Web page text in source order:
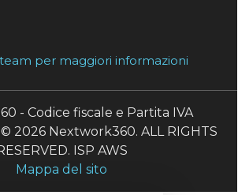
per maggiori informazioni
- Codice fiscale e Partita IVA
2026 Nextwork360. ALL RIGHTS
ISP AWS
Mappa del sito